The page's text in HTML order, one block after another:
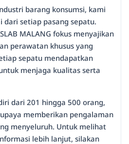
barang konsumsi, kami
setiap pasang sepatu.
MALANG fokus menyajikan
perawatan khusus yang
sepatu mendapatkan
menjaga kualitas serta
dari 201 hingga 500 orang,
memberikan pengalaman
menyeluruh. Untuk melihat
lebih lanjut, silakan